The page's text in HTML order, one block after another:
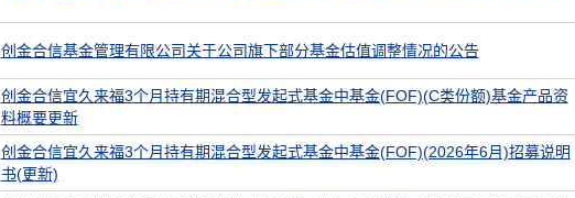
创金合信基金管理有限公司关于公司旗下部分基金估值调整情况的公告
创金合信宜久来福3个月持有期混合型发起式基金中基金(FOF)(C类份额)基金产品资
料概要更新
创金合信宜久来福3个月持有期混合型发起式基金中基金(FOF)(2026年6月)招募说明
书(更新)